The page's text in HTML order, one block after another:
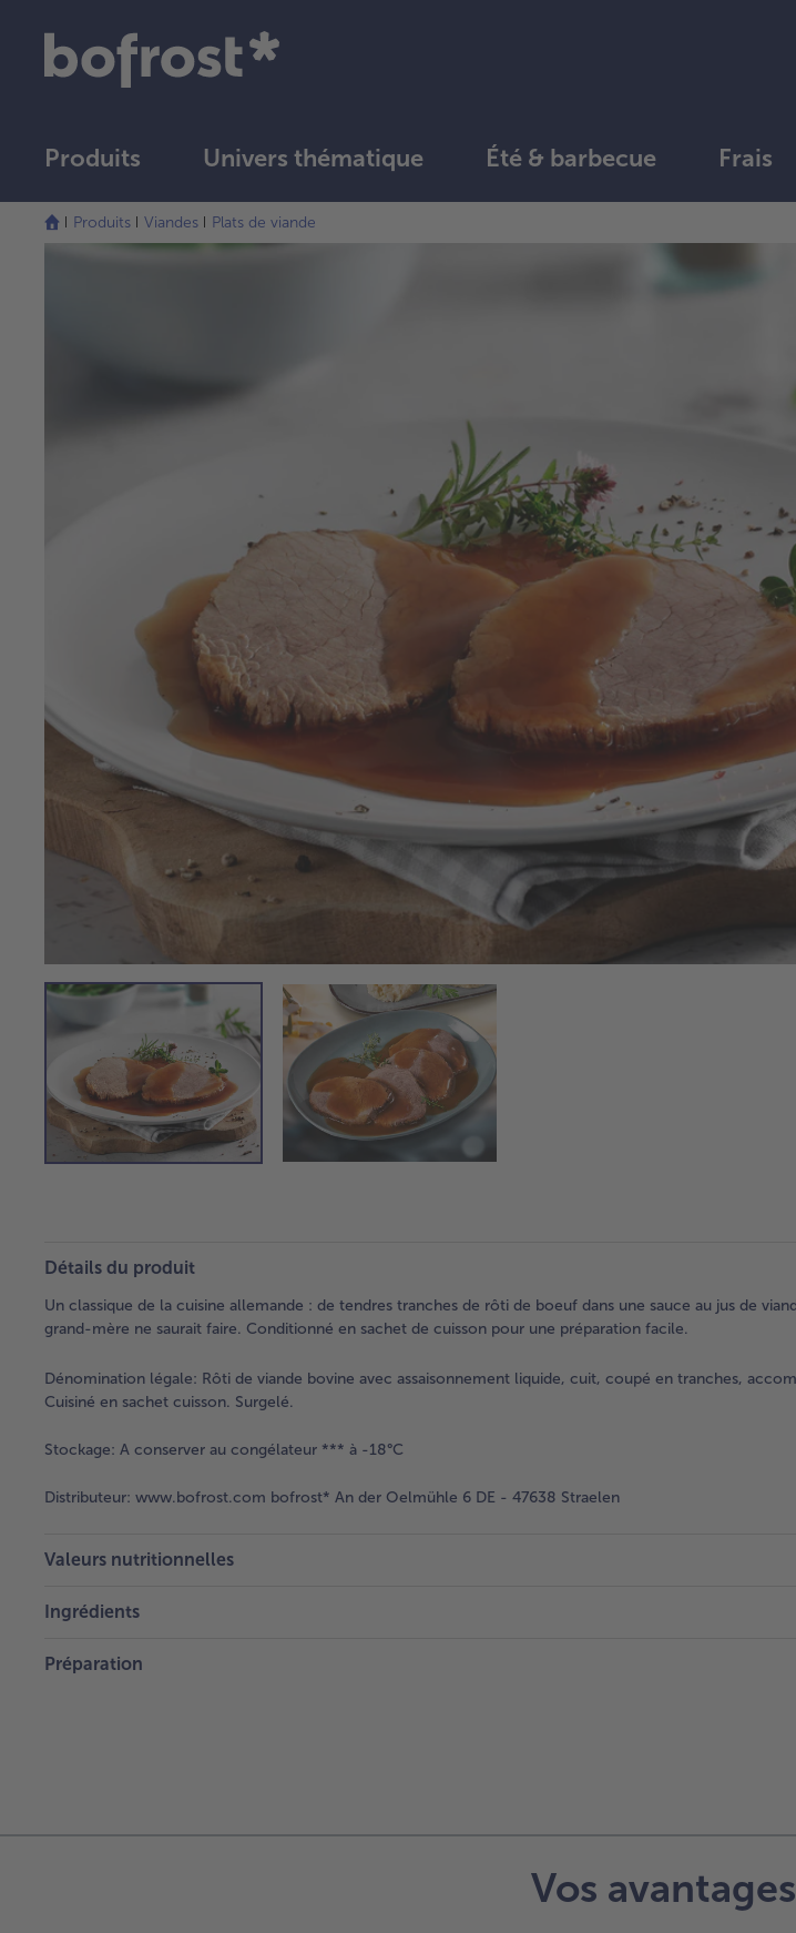
Produits Univers thématique Été & barbecue Frais
Produits Viandes Plats de viande
Détails du produit
Un classique de la cuisine allemande : de tendres tranches de rôti de boeuf dans une sauce au jus de
grand-mère ne saurait faire. Conditionné en sachet de cuisson pour une préparation facile.
Dénomination légale: Rôti de viande bovine avec assaisonnement liquide, cuit, coupé en tranches,
Cuisiné en sachet cuisson. Surgelé.
Stockage: A conserver au congélateur *** à -18°C
Distributeur: www.bofrost.com bofrost* An der Oelmühle 6 DE - 47638 Straelen
Valeurs nutritionnelles
Ingrédients
Préparation
Vos